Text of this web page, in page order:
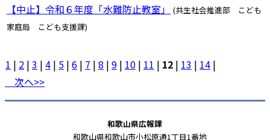
【中止】令和６年度「水難防止教室」
(共生社会推進部 こども
家庭局 こども支援課)
1 | 2 | 3 | 4 | 5 | 6 | 7 | 8 | 9 | 10 | 11 | 12 | 13 | 14 |
次へ>>
和歌山県広報課
和歌山県和歌山市小松原通1丁目1番地